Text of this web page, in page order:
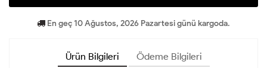
En geç 10 Ağustos, 2026 Pazartesi günü kargoda.
Ürün Bilgileri Ödeme Bilgileri